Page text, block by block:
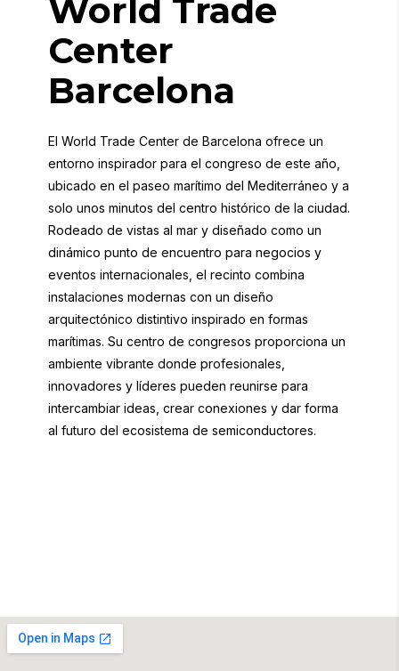
World Trade
Center
Barcelona
El World Trade Center de Barcelona ofrece un
entorno inspirador para el congreso de este año,
ubicado en el paseo marítimo del Mediterráneo y a
solo unos minutos del centro histórico de la ciudad.
Rodeado de vistas al mar y diseñado como un
dinámico punto de encuentro para negocios y
eventos internacionales, el recinto combina
instalaciones modernas con un diseño
arquitectónico distintivo inspirado en formas
marítimas. Su centro de congresos proporciona un
ambiente vibrante donde profesionales,
innovadores y líderes pueden reunirse para
intercambiar ideas, crear conexiones y dar forma
al futuro del ecosistema de semiconductores.